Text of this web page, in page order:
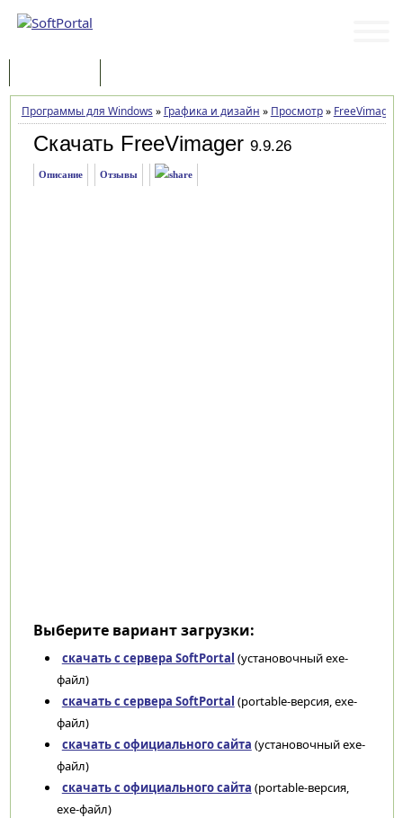
Программы для Windows » Графика и дизайн » Просмотр» FreeVimager
Скачать FreeVimager 9.9.26
Описание Отзывы
Выберите вариант загрузки:
скачать с сервера SoftPortal (установочный exe-
файл)
скачать с сервера SoftPortal (portable-версия, exe-
файл)
скачать с официального сайта (установочный exe-
файл)
скачать с официального сайта (portable-версия,
exe-файл)